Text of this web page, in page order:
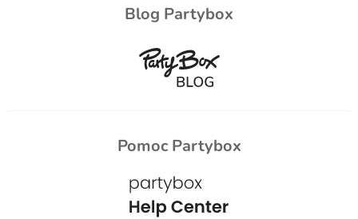
Blog Partybox
Pomoc Partybox